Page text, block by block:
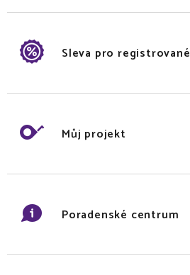
Sleva pro registrované
Můj projekt
Poradenské centrum